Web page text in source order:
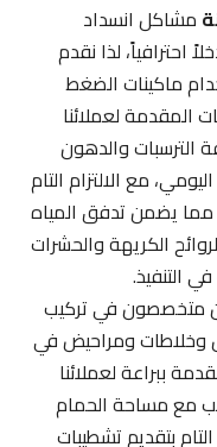
انسداد
لذا نقدم
ماكينات الضغط
لعملائنا
والدهون
مع الالتزام التام
يضمن تدفق المياه
الكريهة والحشرات
في تركيب
ومراحيض في
لعملائنا
مع مساحة الحمام
بتقديم تشطيبات